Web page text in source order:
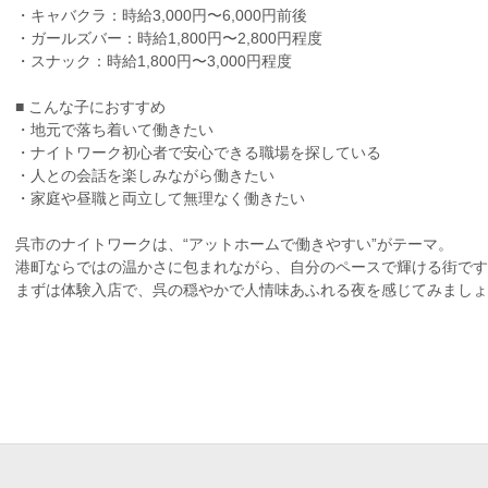
・キャバクラ：時給3,000円〜6,000円前後
・ガールズバー：時給1,800円〜2,800円程度
・スナック：時給1,800円〜3,000円程度
■ こんな子におすすめ
・地元で落ち着いて働きたい
・ナイトワーク初心者で安心できる職場を探している
・人との会話を楽しみながら働きたい
・家庭や昼職と両立して無理なく働きたい
呉市のナイトワークは、“アットホームで働きやすい”がテーマ。
港町ならではの温かさに包まれながら、自分のペースで輝ける街で
まずは体験入店で、呉の穏やかで人情味あふれる夜を感じてみまし